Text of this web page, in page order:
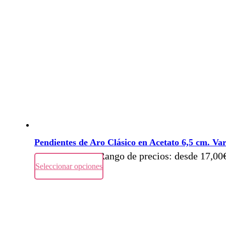
Pendientes de Aro Clásico en Acetato 6,5 cm.
17,00€ - 18,00€Rango de precios: desde
Seleccionar opciones